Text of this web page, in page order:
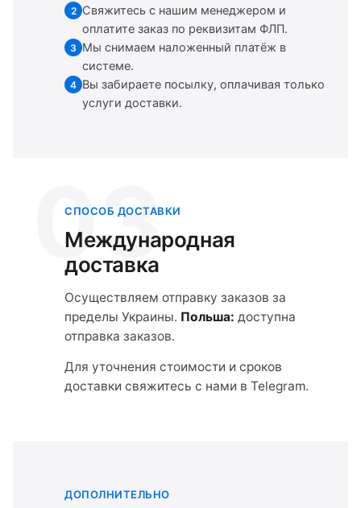
2 Свяжитесь с нашим менеджером и
оплатите заказ по реквизитам ФЛП.
3 Мы снимаем наложенный платёж в
системе.
4 Вы забираете посылку, оплачивая только
услуги доставки.
03
СПОСОБ ДОСТАВКИ
Международная
доставка
Осуществляем отправку заказов за
пределы Украины. Польша: доступна
отправка заказов.
Для уточнения стоимости и сроков
доставки свяжитесь с нами в Telegram.
ДОПОЛНИТЕЛЬНО